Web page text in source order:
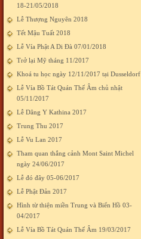
18-21/05/2018
Lễ Thượng Nguyên 2018
Tết Mậu Tuất 2018
Lễ Vía Phật A Di Đà 07/01/2018
Trở lại Mỹ tháng 11/2017
Khoá tu học ngày 12/11/2017 tại Dusseldorf
Lễ Vía Bồ Tát Quán Thế Âm chủ nhật
05/11/2017
Lễ Dâng Y Kathina 2017
Trung Thu 2017
Lễ Vu Lan 2017
Tham quan thắng cảnh Mont Saint Michel
ngày 24/06/2017
Lễ đó đây 05-06/2017
Lễ Phật Đản 2017
Hình từ thiện miền Trung và Biển Hồ 03-
04/2017
Lễ Vía Bồ Tát Quán Thế Âm 19/03/2017